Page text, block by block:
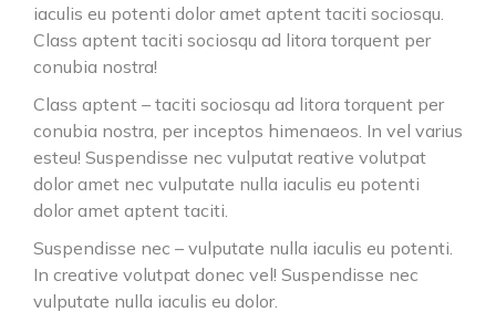
iaculis eu potenti dolor amet aptent taciti sociosqu.
Class aptent taciti sociosqu ad litora torquent per
conubia nostra!
Class aptent – taciti sociosqu ad litora torquent per
conubia nostra, per inceptos himenaeos. In vel varius
esteu! Suspendisse nec vulputat reative volutpat
dolor amet nec vulputate nulla iaculis eu potenti
dolor amet aptent taciti.
Suspendisse nec – vulputate nulla iaculis eu potenti.
In creative volutpat donec vel! Suspendisse nec
vulputate nulla iaculis eu dolor.